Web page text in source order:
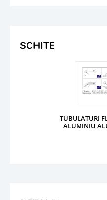
SCHITE
TUBULATURI
ALUMINIU